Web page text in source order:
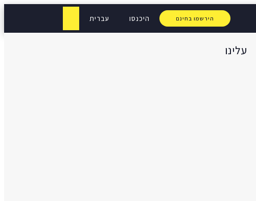
הירשמו בחינם היכנסו עברית
עלינו